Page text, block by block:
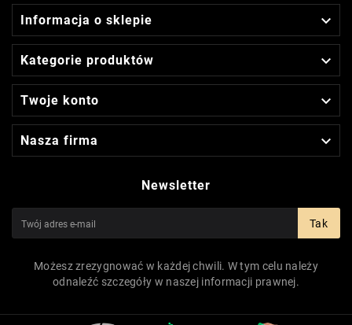
Informacja o sklepie 
Kategorie produktów 
Twoje konto 
Nasza firma 
Newsletter
Tak
Możesz zrezygnować w każdej chwili. W tym celu należy
odnaleźć szczegóły w naszej informacji prawnej.